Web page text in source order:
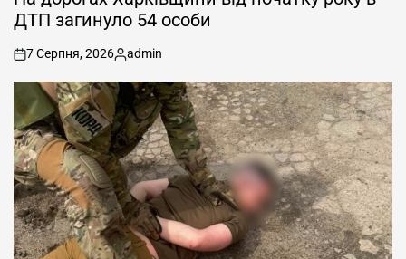
ДТП загинуло 54 особи
on
7 Серпня, 2026
Опубліковано
admin